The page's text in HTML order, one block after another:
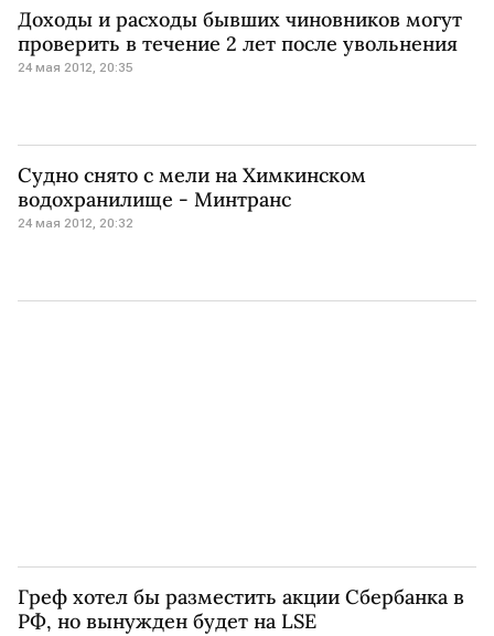
Доходы и расходы бывших чиновников могут
проверить в течение 2 лет после увольнения
24 мая 2012, 20:35
Судно снято с мели на Химкинском
водохранилище - Минтранс
24 мая 2012, 20:32
Греф хотел бы разместить акции Сбербанка в
РФ, но вынужден будет на LSE